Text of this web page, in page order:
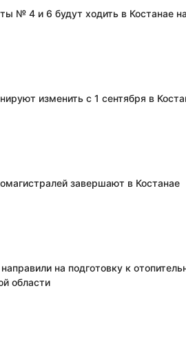
№ 4 и 6 будут ходить в Костанае на
изменить с 1 сентября в
завершают в Костанае
на подготовку к
области